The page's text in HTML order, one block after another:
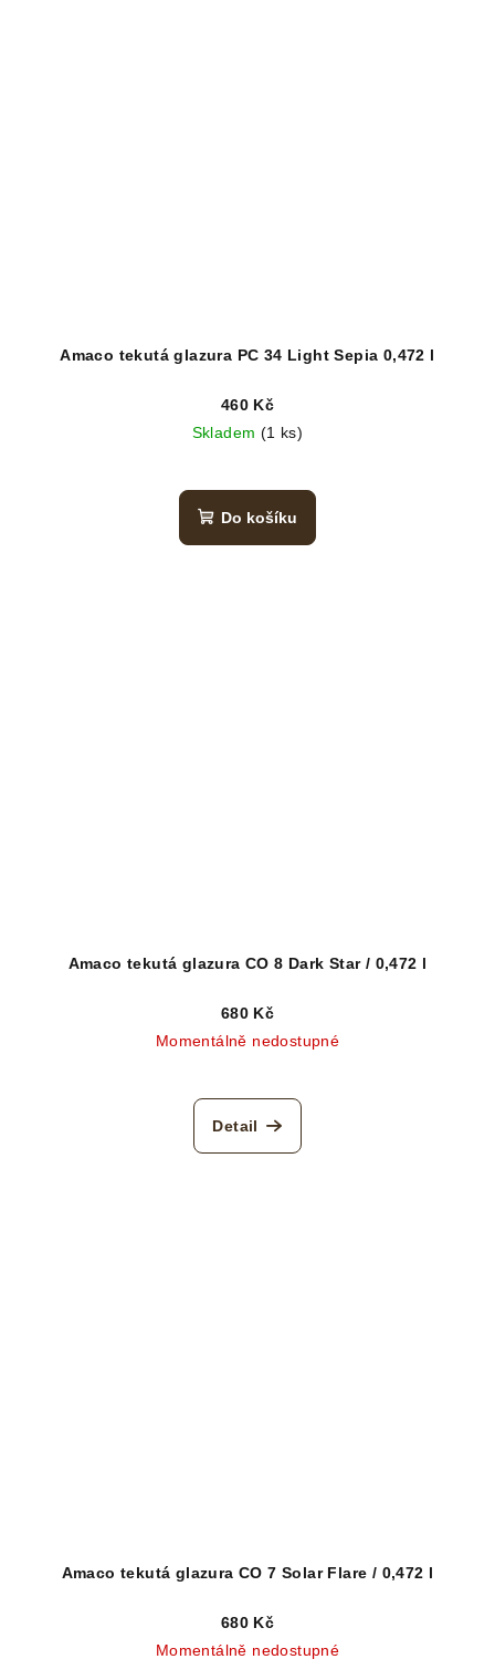
Amaco tekutá glazura PC 34 Light Sepia 0,472 l
460 Kč
Skladem (1 ks)
Do košíku
Amaco tekutá glazura CO 8 Dark Star / 0,472 l
680 Kč
Momentálně nedostupné
Detail
Amaco tekutá glazura CO 7 Solar Flare / 0,472 l
680 Kč
Momentálně nedostupné